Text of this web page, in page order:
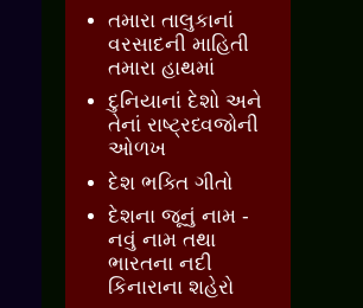
તમારા તાલુકાનાં
વરસાદની માહિતી
તમારા હાથમાં
દુનિયાનાં દેશો અને
તેનાં રાષ્ટ્રધ્વજોની
ઓળખ
દેશ ભક્તિ ગીતો
દેશના જૂનું નામ -
નવું નામ તથા
ભારતના નદી
કિનારાના શહેરો